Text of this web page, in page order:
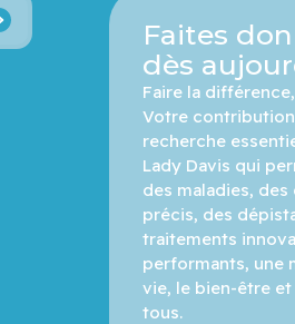
Faites
dès
Faire la
Votre
recherche
Lady Davis qui
des maladies,
précis, des
traitements
performants, une
vie, le bien-être et
tous.